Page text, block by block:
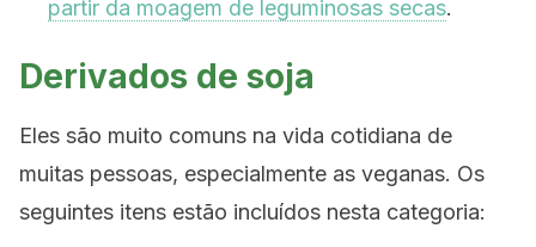
partir da moagem de leguminosas secas.
Derivados de soja
Eles são muito comuns na vida cotidiana de
muitas pessoas, especialmente as veganas. Os
seguintes itens estão incluídos nesta categoria: